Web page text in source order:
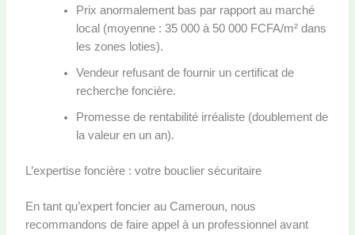
Prix anormalement bas par rapport au marché
local (moyenne : 35 000 à 50 000 FCFA/m² dans
les zones loties).
Vendeur refusant de fournir un certificat de
recherche foncière.
Promesse de rentabilité irréaliste (doublement de
la valeur en un an).
L’expertise foncière : votre bouclier sécuritaire
En tant qu’expert foncier au Cameroun, nous
recommandons de faire appel à un professionnel avant